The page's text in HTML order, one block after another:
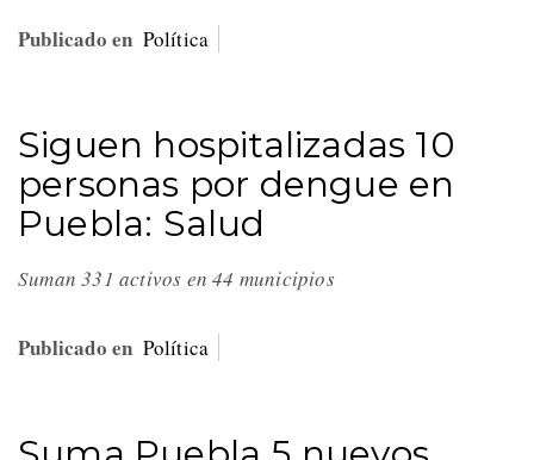
Publicado en Política
Siguen hospitalizadas 10
personas por dengue en
Puebla: Salud
Suman 331 activos en 44 municipios
Publicado en Política